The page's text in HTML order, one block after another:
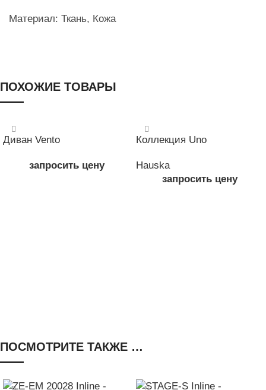
Материал: Ткань, Кожа
ПОХОЖИЕ ТОВАРЫ
Диван Vento
запросить цену
Коллекция Uno
Hauska
запросить цену
ПОСМОТРИТЕ ТАКЖЕ …